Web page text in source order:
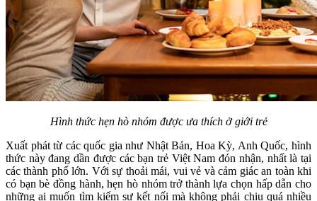
Hình thức hẹn hò nhóm được ưa thích ở giới trẻ
Xuất phát từ các quốc gia như Nhật Bản, Hoa Kỳ, Anh Quốc, hình
thức này đang dần được các bạn trẻ Việt Nam đón nhận, nhất là tại
các thành phố lớn. Với sự thoải mái, vui vẻ và cảm giác an toàn khi
có bạn bè đồng hành, hẹn hò nhóm trở thành lựa chọn hấp dẫn cho
những ai muốn tìm kiếm sự kết nối mà không phải chịu quá nhiều